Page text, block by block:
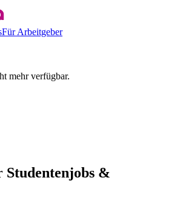
Für Arbeitgeber
mehr verfügbar.
Studentenjobs &